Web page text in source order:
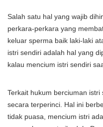
Salah satu hal yang wajib
perkara-perkara yang
keluar sperma baik laki-laki
istri sendiri adalah hal yang
kalau mencium istri sendiri
Terkait hukum berciuman
secara terperinci. Hal ini
tidak puasa, mencium istri